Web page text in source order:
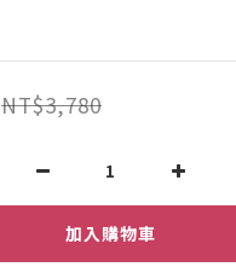
NT$3,780
加入購物車